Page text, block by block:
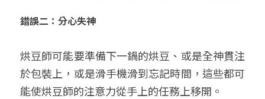
錯誤二：分心失神
烘豆師可能要準備下一鍋的烘豆、或是全神貫注
於包裝上，或是滑手機滑到忘記時間，這些都可
能使烘豆師的注意力從手上的任務上移開。